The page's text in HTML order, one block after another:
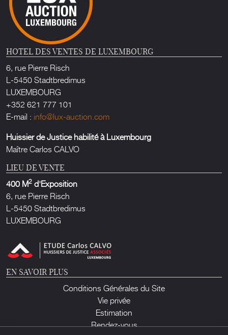
HOTEL DES VENTES DE LUXEMBOURG
6, rue Pierre Risch
L-5450 Stadtbredimus
LUXEMBOURG
+352 621 777 101
E-mail : info@lux-auction.com
Huissier de Justice habilité à Luxembourg
Maître Carlos CALVO
LIEU DE VENTE
400 M2 d'Exposition
6, rue Pierre Risch
L-5450 Stadtbredimus
LUXEMBOURG
EN SAVOIR PLUS
Conditions Générales du Site
Vie privée
Estimation
Rendez-vous